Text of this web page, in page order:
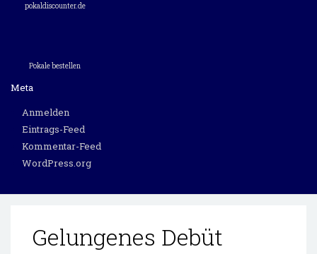
Pokale bestellen
Meta
Anmelden
Eintrags-Feed
Kommentar-Feed
WordPress.org
Gelungenes Debüt